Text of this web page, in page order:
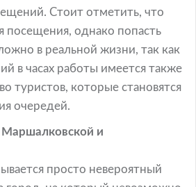
Стоит отметить, что
посещения, однако попасть
в реальной жизни, так как
в часах работы имеется также
туристов, которые становятся
очередей.
Маршалковской и
просто невероятный